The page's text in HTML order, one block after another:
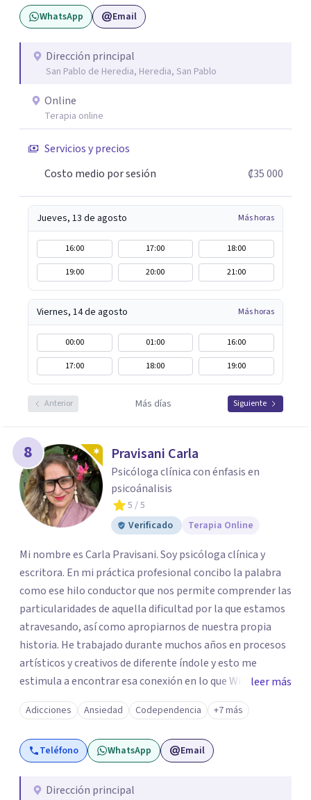
WhatsApp Email
Dirección principal
San Pablo de Heredia, Heredia, San Pablo
Online
Terapia online
Servicios y precios
Costo medio por sesión
₡35 000
Jueves, 13 de agosto Más horas
16:00 17:00
18:00
19:00
20:00 21:00
Viernes, 14 de agosto Más horas
00:00 01:00
16:00
17:00
18:00 19:00
Anterior Más días Siguiente
8 Pravisani Carla
Psicóloga clínica con énfasis en
psicoánalisis
5 / 5
Verificado
Terapia Online
Mi nombre es Carla Pravisani. Soy psicóloga clínica y
escritora. En mi práctica profesional concibo la palabra
como ese hilo conductor que nos permite comprender las
particularidades de aquella dificultad por la que estamos
atravesando, así como apropiarnos de nuestra propia
historia. He trabajado durante muchos años en procesos
artísticos y creativos de diferente índole y esto me
estimula a encontrar esa conexión en lo que Winnicot
denomina un «vivir creador» en el espacio terapéutico.
Creo firmemente en nuestra capacidad para reelaborar
los retos que la vida nos presenta y te propongo
encontrar tu propia respuesta, cambiar tu posición y
Estaré honrada de acompañar tu proceso. ¡Gracias por la
leer más
Adicciones Ansiedad Codependencia +7 más
Teléfono WhatsApp Email
Dirección principal